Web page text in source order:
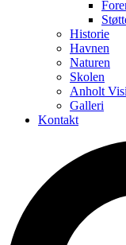
Historie
Havnen
Naturen
Skolen
Anholt
Galleri
Kontakt